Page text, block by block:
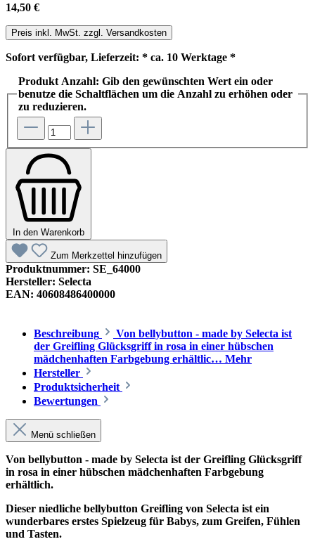
14,50 €
Preis inkl. MwSt. zzgl. Versandkosten
Sofort verfügbar, Lieferzeit: * ca. 10 Werktage *
Produkt Anzahl: Gib den gewünschten Wert ein oder
benutze die Schaltflächen um die Anzahl zu erhöhen oder
zu reduzieren.
In den Warenkorb
Zum Merkzettel hinzufügen
Produktnummer: SE_64000
Hersteller: Selecta
EAN: 40608486400000
Beschreibung
Von bellybutton - made by Selecta ist
der Greifling Glücksgriff in rosa in einer hübschen
mädchenhaften Farbgebung erhältlic… Mehr
Hersteller
Produktsicherheit
Bewertungen
Menü schließen
Von bellybutton - made by Selecta ist der Greifling Glücksgriff
in rosa in einer hübschen mädchenhaften Farbgebung
erhältlich.
Dieser niedliche bellybutton Greifling von Selecta ist ein
wunderbares erstes Spielzeug für Babys, zum Greifen, Fühlen
und Tasten.